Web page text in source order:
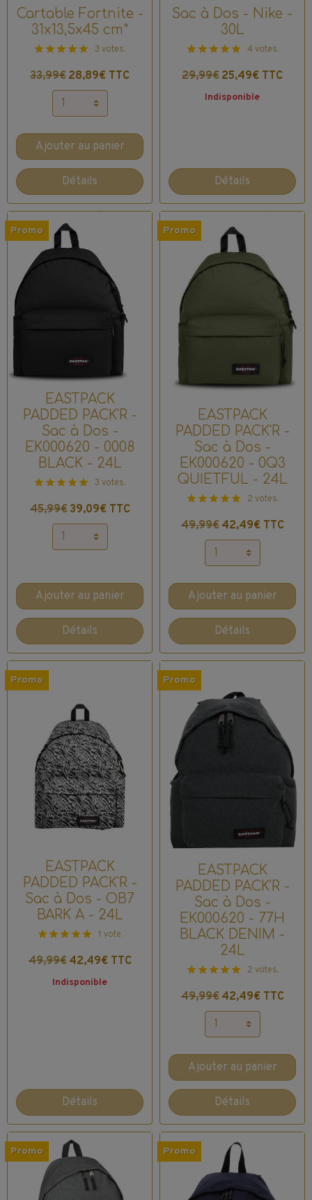
Cartable Fortnite -
31x13,5x45 cm*
3 votes.
33,99€ 28,89€ TTC
Ajouter au panier
Détails
Sac à Dos - Nike -
30L
4 votes.
29,99€ 25,49€ TTC
Indisponible
Détails
Promo
EASTPACK
PADDED PACK'R -
Sac à Dos -
EK000620 - 0008
BLACK - 24L
3 votes.
45,99€ 39,09€ TTC
Ajouter au panier
Détails
Promo
EASTPACK
PADDED PACK'R -
Sac à Dos -
EK000620 - 0Q3
QUIETFUL - 24L
2 votes.
49,99€ 42,49€ TTC
Ajouter au panier
Détails
Promo
EASTPACK
PADDED PACK'R -
Sac à Dos - OB7
BARK A - 24L
1 vote.
49,99€ 42,49€ TTC
Indisponible
Détails
Promo
EASTPACK
PADDED PACK'R -
Sac à Dos -
EK000620 - 77H
BLACK DENIM -
24L
2 votes.
49,99€ 42,49€ TTC
Ajouter au panier
Détails
Promo Promo